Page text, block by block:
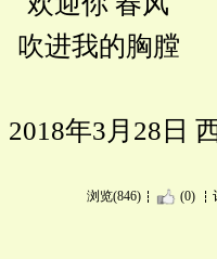
吹进我的胸膛
2018年3月28日
浏览(846) (0)